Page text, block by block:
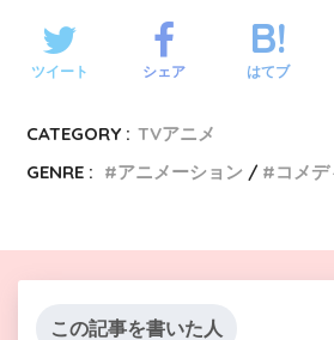
ツイート シェア はてブ
CATEGORY : TVアニメ
GENRE :
アニメーション コメデ
この記事を書いた人